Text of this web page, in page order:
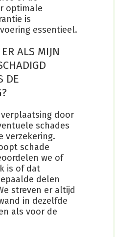
optimale
is
essentieel.
ALS MIJN
DE
door
schades
verzekering.
schade
we of
is of dat
delen
streven er altijd
in dezelfde
als voor de